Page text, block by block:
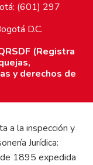
(601) 297
D.C.
(Registra
y derechos de
a la inspección y
Jurídica:
1895 expedida